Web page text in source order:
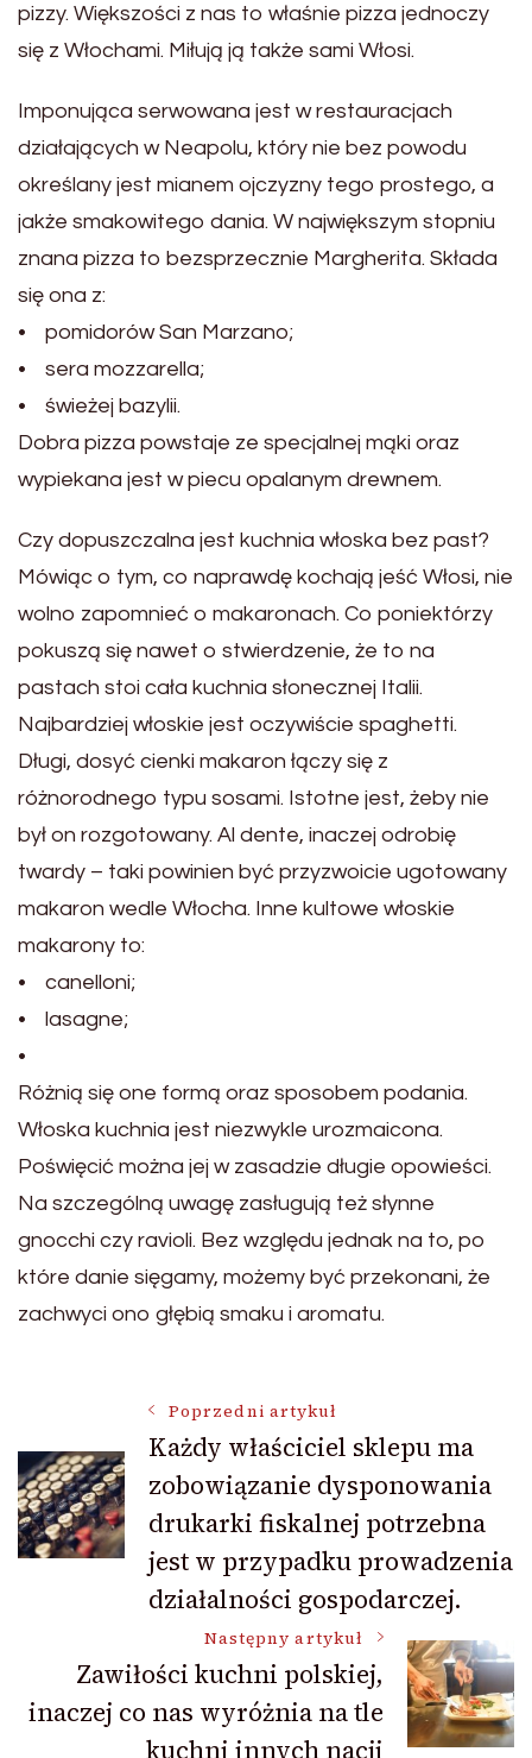
pizzy. Większości z nas to właśnie pizza jednoczy
się z Włochami. Miłują ją także sami Włosi.
Imponująca serwowana jest w restauracjach
działających w Neapolu, który nie bez powodu
określany jest mianem ojczyzny tego prostego, a
jakże smakowitego dania. W największym stopniu
znana pizza to bezsprzecznie Margherita. Składa
się ona z:
• pomidorów San Marzano;
• sera mozzarella;
• świeżej bazylii.
Dobra pizza powstaje ze specjalnej mąki oraz
wypiekana jest w piecu opalanym drewnem.
Czy dopuszczalna jest kuchnia włoska bez past?
Mówiąc o tym, co naprawdę kochają jeść Włosi, nie
wolno zapomnieć o makaronach. Co poniektórzy
pokuszą się nawet o stwierdzenie, że to na
pastach stoi cała kuchnia słonecznej Italii.
Najbardziej włoskie jest oczywiście spaghetti.
Długi, dosyć cienki makaron łączy się z
różnorodnego typu sosami. Istotne jest, żeby nie
był on rozgotowany. Al dente, inaczej odrobię
twardy – taki powinien być przyzwoicie ugotowany
makaron wedle Włocha. Inne kultowe włoskie
makarony to:
• canelloni;
• lasagne;
•
Różnią się one formą oraz sposobem podania.
Włoska kuchnia jest niezwykle urozmaicona.
Poświęcić można jej w zasadzie długie opowieści.
Na szczególną uwagę zasługują też słynne
gnocchi czy ravioli. Bez względu jednak na to, po
które danie sięgamy, możemy być przekonani, że
zachwyci ono głębią smaku i aromatu.
Nawigacja
wpisu
Poprzedni artykuł
Każdy właściciel sklepu ma
zobowiązanie dysponowania
drukarki fiskalnej potrzebna
jest w przypadku prowadzenia
działalności gospodarczej.
Następny artykuł
Zawiłości kuchni polskiej,
inaczej co nas wyróżnia na tle
kuchni innych nacji